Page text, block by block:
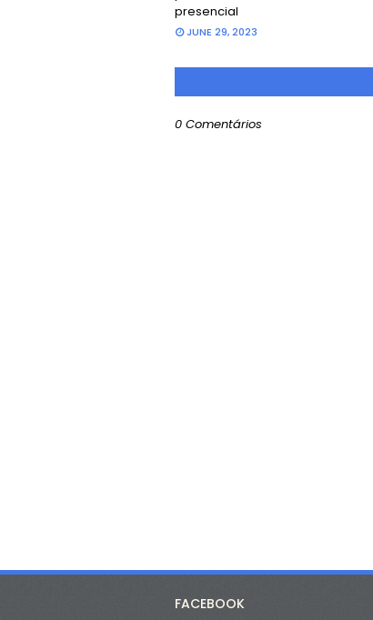
presencial
JUNE 29, 2023
0 Comentários
FACEBOOK